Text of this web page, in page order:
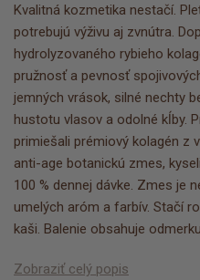
Kvalitná kozmetika nestačí.
potrebujú výživu aj zvnútra.
hydrolyzovaného rybieho
pružnosť a pevnosť
jemných vrások, silné nechty
hustotu vlasov a odolné kĺby.
primiešali prémiový kolagén z
anti-age botanickú zmes,
100 % dennej dávke. Zmes je
umelých aróm a farbív. Stačí
kaši. Balenie obsahuje
Zobraziť celý popis